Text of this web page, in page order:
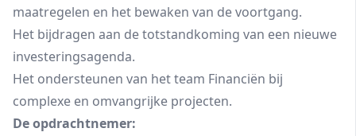
maatregelen en het bewaken van de voortgang.
Het bijdragen aan de totstandkoming van een nieuwe
investeringsagenda.
Het ondersteunen van het team Financiën bij
complexe en omvangrijke projecten.
De opdrachtnemer: